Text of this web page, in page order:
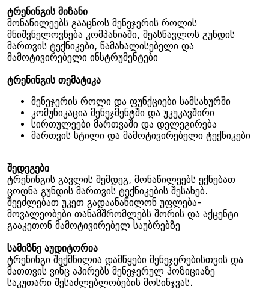
ტრენინგის მიზანი
მონაწილეებს გააცნოს მენეჯერის როლის
მნიშვნელოვნება კომპანიაში, შეასწავლოს გუნდის
მართვის ტექნიკები, წამახალისებელი და
მამოტივირებელი ინსტრუმენტები
ტრენინგის თემატიკა
მენეჯერის როლი და ფუნქციები სამსახურში
კომუნიკაცია მენეჯმენტში და უკუკავშირი
სირთულეები მართვაში და დელეგირება
მართვის სტილი და მამოტივირებელი ტექნიკები
შედეგები
ტრენინგის გავლის შემდეგ, მონაწილეებს ექნებათ
ცოდნა გუნდის მართვის ტექნიკების შესახებ.
შეეძლებათ უკეთ გადაანაწილონ უფლება-
მოვალეობები თანამშრომლებს შორის და აქცენტი
გააკეთონ მამოტივირებელ საუბრებზე
სამიზნე აუდიტორია
ტრენინგი შექმნილია დამწყები მენეჯერებისთვის და
მათთვის ვინც აპირებს მენეჯერულ პოზიციაზე
საკუთარი შესაძლებლობების მოსინჯვას.